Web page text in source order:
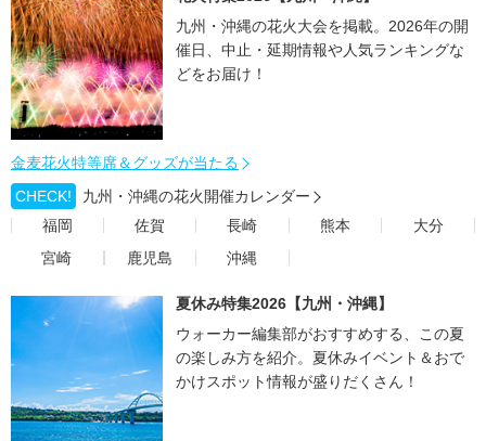
九州・沖縄の花火大会を掲載。2026年の開
催日、中止・延期情報や人気ランキングな
どをお届け！
金麦花火特等席＆グッズが当たる
CHECK!
九州・沖縄の花火開催カレンダー
福岡
佐賀 長崎 熊本
大分
宮崎
鹿児島 沖縄
夏休み特集2026【九州・沖縄】
ウォーカー編集部がおすすめする、この夏
の楽しみ方を紹介。夏休みイベント＆おで
かけスポット情報が盛りだくさん！